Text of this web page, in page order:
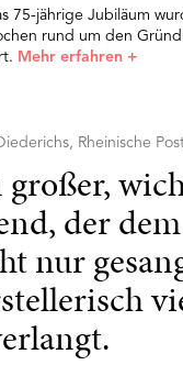
75-jährige Jubiläum
rund um den
Mehr erfahren +
Rheinische
großer,
der
nur